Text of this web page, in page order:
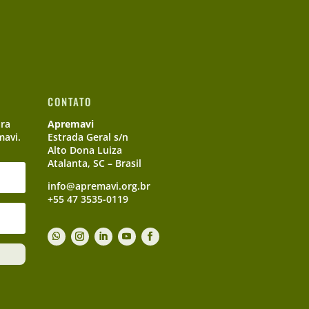
CONTATO
Apremavi
Estrada Geral s/n
Alto Dona Luiza
Atalanta, SC – Brasil
info@apremavi.org.br
+55 47 3535-0119